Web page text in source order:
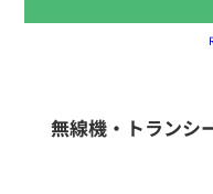
無線機・トランシ